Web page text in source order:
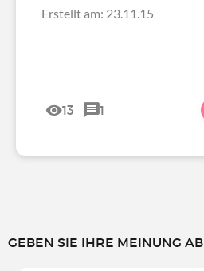
Erstellt am: 23.11.15
13 1
GEBEN SIE IHRE MEINUNG AB